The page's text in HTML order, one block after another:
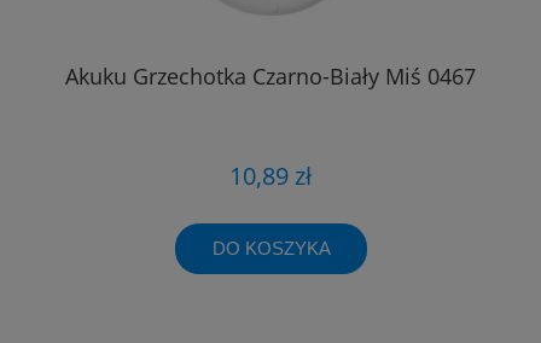
Akuku Grzechotka Czarno-Biały Miś 0467
10,89 zł
DO KOSZYKA